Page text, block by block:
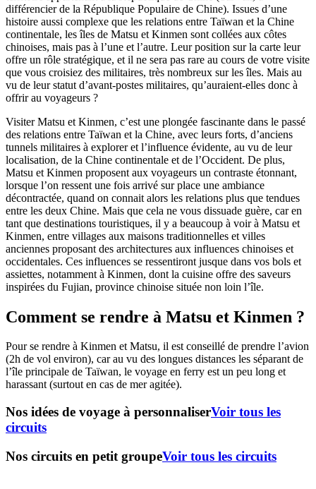
différencier de la République Populaire de Chine). Issues d’une
histoire aussi complexe que les relations entre Taïwan et la Chine
continentale, les îles de Matsu et Kinmen sont collées aux côtes
chinoises, mais pas à l’une et l’autre. Leur position sur la carte leur
offre un rôle stratégique, et il ne sera pas rare au cours de votre visite
que vous croisiez des militaires, très nombreux sur les îles. Mais au
vu de leur statut d’avant-postes militaires, qu’auraient-elles donc à
offrir au voyageurs ?
Visiter Matsu et Kinmen, c’est une plongée fascinante dans le passé
des relations entre Taïwan et la Chine, avec leurs forts, d’anciens
tunnels militaires à explorer et l’influence évidente, au vu de leur
localisation, de la Chine continentale et de l’Occident. De plus,
Matsu et Kinmen proposent aux voyageurs un contraste étonnant,
lorsque l’on ressent une fois arrivé sur place une ambiance
décontractée, quand on connait alors les relations plus que tendues
entre les deux Chine. Mais que cela ne vous dissuade guère, car en
tant que destinations touristiques, il y a beaucoup à voir à Matsu et
Kinmen, entre villages aux maisons traditionnelles et villes
anciennes proposant des architectures aux influences chinoises et
occidentales. Ces influences se ressentiront jusque dans vos bols et
assiettes, notamment à Kinmen, dont la cuisine offre des saveurs
inspirées du Fujian, province chinoise située non loin l’île.
Comment se rendre à Matsu et Kinmen ?
Pour se rendre à Kinmen et Matsu, il est conseillé de prendre l’avion
(2h de vol environ), car au vu des longues distances les séparant de
l’île principale de Taïwan, le voyage en ferry est un peu long et
harassant (surtout en cas de mer agitée).
Nos idées de voyage à personnaliserVoir tous les
circuits
Nos circuits en petit groupeVoir tous les circuits